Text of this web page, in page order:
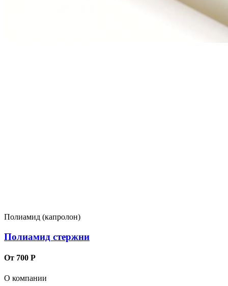
Полиамид (капролон)
Полиамид стержни
От 700 Р
О компании